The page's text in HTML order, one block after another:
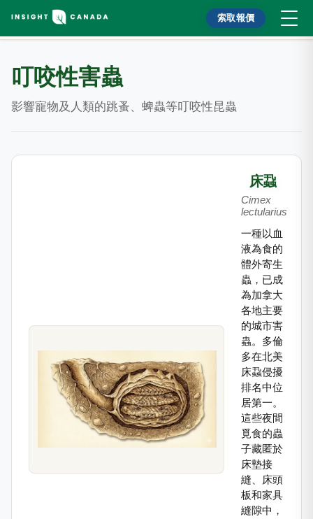
索取報價
叮咬性害蟲
影響寵物及人類的跳蚤、蜱蟲等叮咬性昆蟲
床蝨
Cimex
lectularius
一種以血
液為食的
體外寄生
蟲，已成
為加拿大
各地主要
的城市害
蟲。多倫
多在北美
床蝨侵擾
排名中位
居第一。
這些夜間
覓食的蟲
子藏匿於
床墊接
縫、床頭
板和家具
縫隙中，